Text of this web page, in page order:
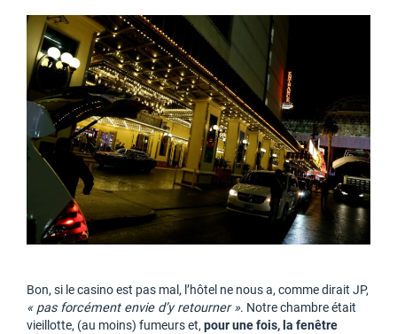
Bon, si le casino est pas mal, l’hôtel ne nous a, comme dirait JP,
« pas forcément envie d’y retourner ». Notre chambre était
vieillotte, (au moins) fumeurs et, pour une fois, la fenêtre